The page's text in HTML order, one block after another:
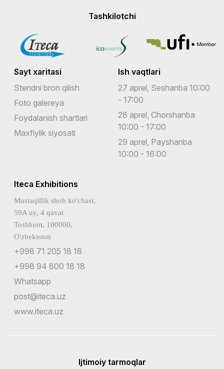
Tashkilotchi
Sayt xaritasi
Stendni bron qilish
Foto galereya
Foydalanish shartlari
Maxfiylik siyosati
Ish vaqtlari
27 aprel, Seshanba 10:00
- 17:00
28 aprel, Chorshanba
10:00 - 17:00
29 aprel, Payshanba
10:00 - 16:00
Iteca Exhibitions
Mustaqillik shoh ko'chasi,
59A uy, 4 qavat
Toshkent, 100000,
O'zbekiston
+998 71 205 18 18
+998 94 800 18 18
Whatsapp
post@iteca.uz
www.iteca.uz
Ijtimoiy tarmoqlar